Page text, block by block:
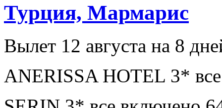
Турция, Мармарис
Вылет 12 августа на 8
ANERISSA HOTEL 3*